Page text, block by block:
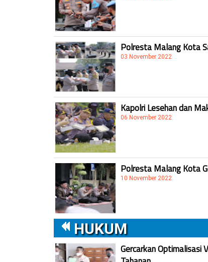
Polresta Malang Kota
03 November 2022
Kapolri Lesehan dan
06 November 2022
Polresta Malang Kota
10 November 2022
HUKUM
Gercarkan Optimalisasi
Tahanan